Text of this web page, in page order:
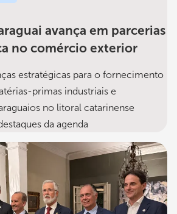
avança em parcerias
no comércio exterior
estratégicas para o fornecimento
primas industriais e
no litoral catarinense
da agenda